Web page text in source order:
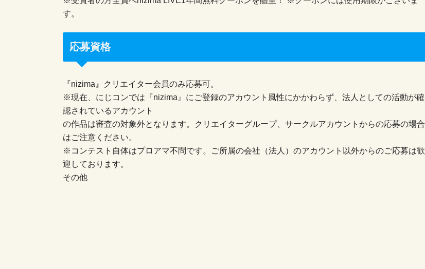
す。
応募資格
『nizima』クリエイター会員のみ応募可。
※現在、にじコンでは『nizima』にご登録のアカウント風性にかかわらず、法人としての活動が確
認されているアカウント
の作品は審査の対象外となります。クリエイターグループ、サークルアカウントからの応募の場合
はご注意ください。
※コンテスト自体はプロアマ不問です。ご所属の会社（法人）のアカウント以外からのご応募は歓
迎しております。
その他